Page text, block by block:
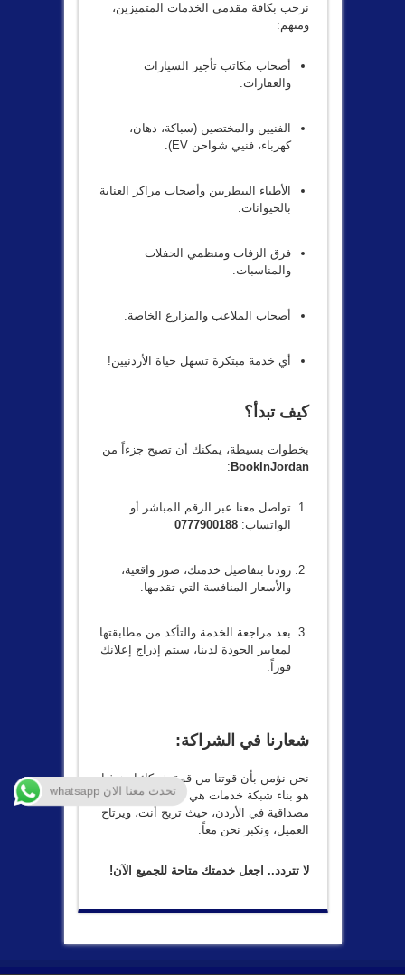
نرحب بكافة مقدمي الخدمات المتميزين،
ومنهم:
أصحاب مكاتب تأجير السيارات
والعقارات.
الفنيين والمختصين (سباكة، دهان،
كهرباء، فنيي شواحن EV).
الأطباء البيطريين وأصحاب مراكز العناية
بالحيوانات.
فرق الزفات ومنظمي الحفلات
والمناسبات.
أصحاب الملاعب والمزارع الخاصة.
أي خدمة مبتكرة تسهل حياة الأردنيين!
كيف تبدأ؟
بخطوات بسيطة، يمكنك أن تصبح جزءاً من
BookInJordan
:
تواصل معنا عبر الرقم المباشر أو
الواتساب:0777900188
زودنا بتفاصيل خدمتك، صور واقعية،
والأسعار المنافسة التي تقدمها.
بعد مراجعة الخدمة والتأكد من مطابقتها
لمعايير الجودة لدينا، سيتم إدراج إعلانك
فوراً.
شعارنا في الشراكة:
نحن نؤمن بأن قوتنا من قوة شركائنا. هدفنا
هو بناء شبكة خدمات هي الأفضل والأكثر
مصداقية في الأردن، حيث تربح أنت، ويرتاح
العميل، ونكبر نحن معاً.
لا تتردد.. اجعل خدمتك متاحة للجميع الآن!
تحدث معنا الان whatsapp